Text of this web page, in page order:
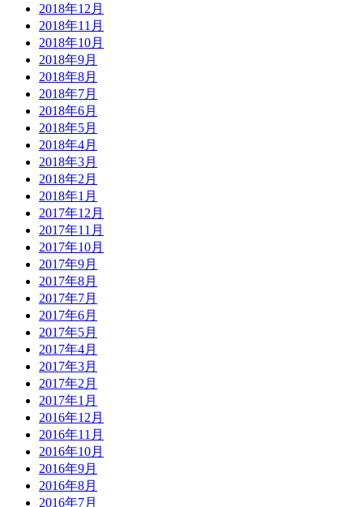
2018年12月
2018年11月
2018年10月
2018年9月
2018年8月
2018年7月
2018年6月
2018年5月
2018年4月
2018年3月
2018年2月
2018年1月
2017年12月
2017年11月
2017年10月
2017年9月
2017年8月
2017年7月
2017年6月
2017年5月
2017年4月
2017年3月
2017年2月
2017年1月
2016年12月
2016年11月
2016年10月
2016年9月
2016年8月
2016年7月